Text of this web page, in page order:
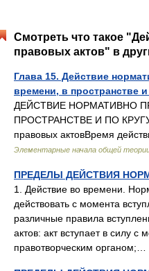
Смотреть что такое
правовых актов" в
Глава 15. Действие
времени, в пространстве
ДЕЙСТВИЕ НОРМАТИВНО
ПРОСТРАНСТВЕ И ПО КРУГУ
правовых актовВремя
Элементарные начала общей
ПРЕДЕЛЫ ДЕЙСТВИЯ
1. Действие во времени.
действовать с момента
различные правила
актов: акт вступает в силу с
правотворческим